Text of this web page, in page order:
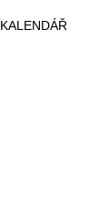
KALENDÁŘ